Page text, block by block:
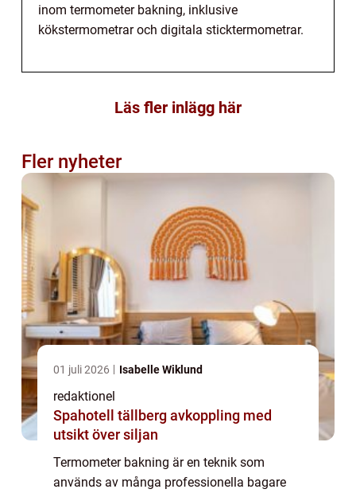
inom termometer bakning, inklusive
kökstermometrar och digitala sticktermometrar.
Läs fler inlägg här
Fler nyheter
01 juli 2026 Isabelle Wiklund
redaktionel
Spahotell tällberg avkoppling med
utsikt över siljan
Termometer bakning är en teknik som
används av många professionella bagare